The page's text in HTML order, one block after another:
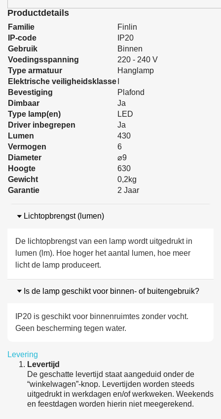
Productdetails
Familie
Finlin
IP-code
IP20
Gebruik
Binnen
Voedingsspanning
220 - 240 V
Type armatuur
Hanglamp
Elektrische veiligheidsklasse
Bevestiging
Plafond
Dimbaar
Ja
Type lamp(en)
LED
Driver inbegrepen
Ja
Lumen
430
Vermogen
6
Diameter
⌀9
Hoogte
630
Gewicht
0,2kg
Garantie
2 Jaar
Lichtopbrengst (lumen)
De lichtopbrengst van een lamp wordt uitgedrukt in
lumen (lm). Hoe hoger het aantal lumen, hoe meer
licht de lamp produceert.
Is de lamp geschikt voor binnen- of buitengebruik?
IP20 is geschikt voor binnenruimtes zonder vocht.
Geen bescherming tegen water.
Levering
Levertijd
De geschatte levertijd staat aangeduid onder de
“winkelwagen”-knop. Levertijden worden steeds
uitgedrukt in werkdagen en/of werkweken. Weekends
en feestdagen worden hierin niet meegerekend.